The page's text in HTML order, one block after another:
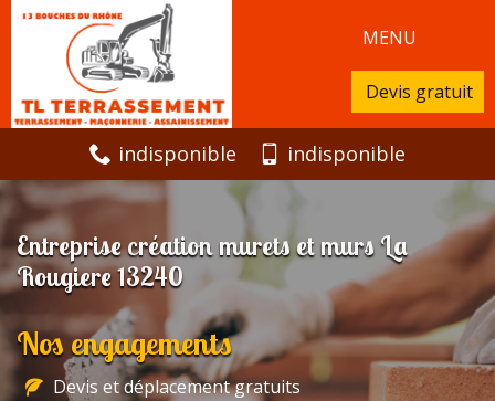
MENU
Devis gratuit
indisponible indisponible
Entreprise création murets et murs La
Rougiere 13240
Nos engagements
Devis et déplacement gratuits